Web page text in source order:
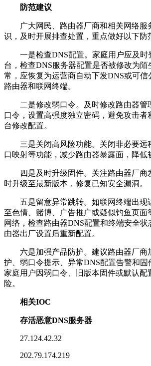
防范建议
广大网民、路由器厂商和相关网络服
识，及时开展排查处置，重点做好以下防
一是检查DNS配置。家庭用户应及时
台，检查DNS服务器配置是否被修改为陌
常，应恢复为运营商自动下发DNS或可信
路由器和联网终端。
二是修改弱口令。及时修改路由器管
口令，设置高强度独立密码，避免攻击者
台修改配置。
三是关闭高风险功能。关闭非必要远
口映射等功能，减少路由器暴露面，降低
四是及时升级固件。关注路由器厂商
时升级至最新版本，修复已知安全漏洞。
五是留意异常跳转。如联网终端出现
至色情、赌博、广告推广或疑似钓鱼页面
网络，检查路由器DNS配置和终端安全状
由器出厂设置后重新配置。
六是加强产品防护。建议路由器厂商
护、弱口令提示、异常DNS配置告警和固
家庭用户因弱口令、旧版本固件或默认配
险。
相关IOC
存活恶意DNS服务器
27.124.42.32
202.79.174.219